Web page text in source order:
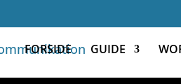
FORSIDE GUIDE